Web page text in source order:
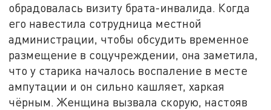
обрадовалась визиту брата-инвалида. Когда
его навестила сотрудница местной
администрации, чтобы обсудить временное
размещение в соцучреждении, она заметила,
что у старика началось воспаление в месте
ампутации и он сильно кашляет, харкая
чёрным. Женщина вызвала скорую, настояв